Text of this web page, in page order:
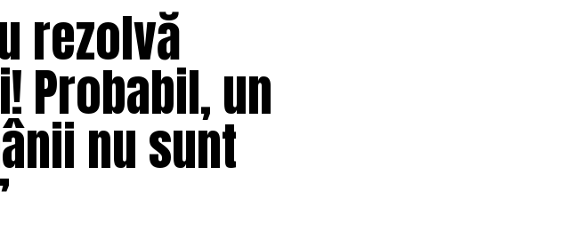
rezolvă
Probabil, un
nu sunt